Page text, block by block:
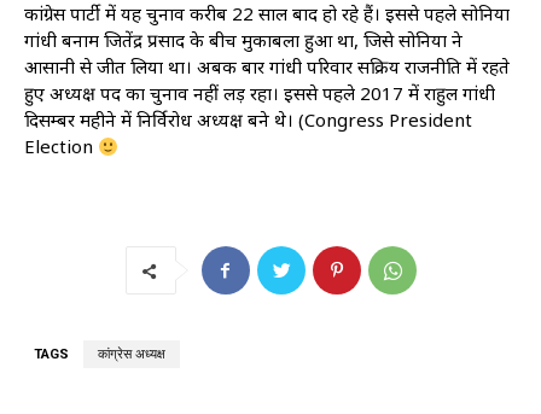
कांग्रेस पार्टी में यह चुनाव करीब 22 साल बाद हो रहे हैं। इससे पहले सोनिया
गांधी बनाम जितेंद्र प्रसाद के बीच मुकाबला हुआ था, जिसे सोनिया ने
आसानी से जीत लिया था। अबकी बार गांधी परिवार सक्रिय राजनीति में रहते
हुए अध्यक्ष पद का चुनाव नहीं लड़ रहा। इससे पहले 2017 में राहुल गांधी
दिसम्बर महीने में निर्विरोध अध्यक्ष बने थे। (Congress President
Election
TAGS कांग्रेस अध्यक्ष